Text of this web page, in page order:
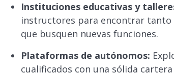
Instituciones educativas y
instructores para encontrar tanto
que busquen nuevas funciones.
Plataformas de autónomos:
cualificados con una sólida